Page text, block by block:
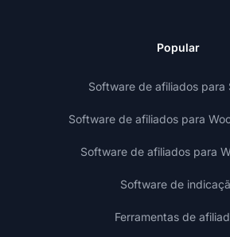
Popular
Software de afiliados para
Software de afiliados para
Software de afiliados para
Software de
Ferramentas de